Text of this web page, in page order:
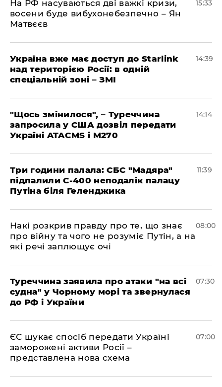
На РФ насуваються дві важкі кризи,
восени буде вибухонебезпечно – Ян
Матвєєв
15:33
Україна вже має доступ до Starlink
над територією Росії: в одній
спеціальній зоні – ЗМІ
14:39
"Щось змінилося", – Туреччина
запросила у США дозвіл передати
Україні ATACMS і M270
14:14
Три години палала: СБС "Мадяра"
підпалили С-400 неподалік палацу
Путіна біля Геленджика
11:39
Накі розкрив правду про те, що знає
про війну та чого не розуміє Путін, а на
які речі заплющує очі
08:00
Туреччина заявила про атаки "на всі
судна" у Чорному морі та звернулася
до РФ і України
07:30
ЄС шукає спосіб передати Україні
заморожені активи Росії –
представлена ​​нова схема
07:00